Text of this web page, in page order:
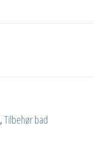
,Tilbehør bad